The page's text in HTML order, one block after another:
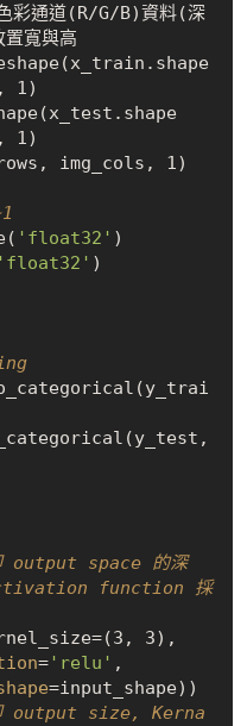
通道(R/G/B)資料(深
寬與高
1)
1)
'float32' )
'float32' )
output space 的深
function 採
3),
='relu' ,
output size, Kerna